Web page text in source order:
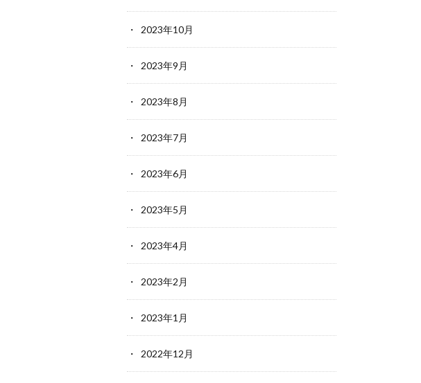
2023年10月
2023年9月
2023年8月
2023年7月
2023年6月
2023年5月
2023年4月
2023年2月
2023年1月
2022年12月